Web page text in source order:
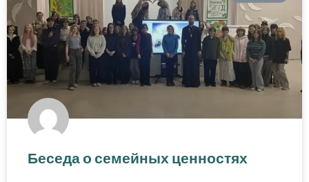
Беседа о семейных ценностях